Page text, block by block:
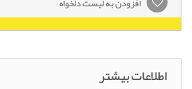
اطلاعات بیشتر